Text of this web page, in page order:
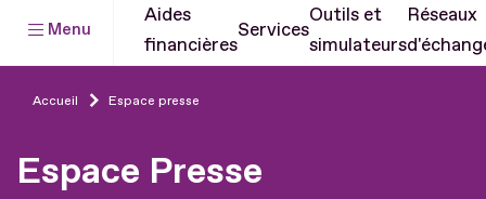
Menu
Aides
financières
Services
Outils et
simulateurs
Réseaux
Accueil Espace presse
Espace Presse